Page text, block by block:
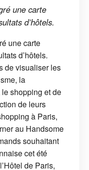
une carte
d’hôtels.
une carte
d’hôtels.
de visualiser les
la
shopping et de
de leurs
à Paris,
au Handsome
souhaitant
cet été
de Paris,